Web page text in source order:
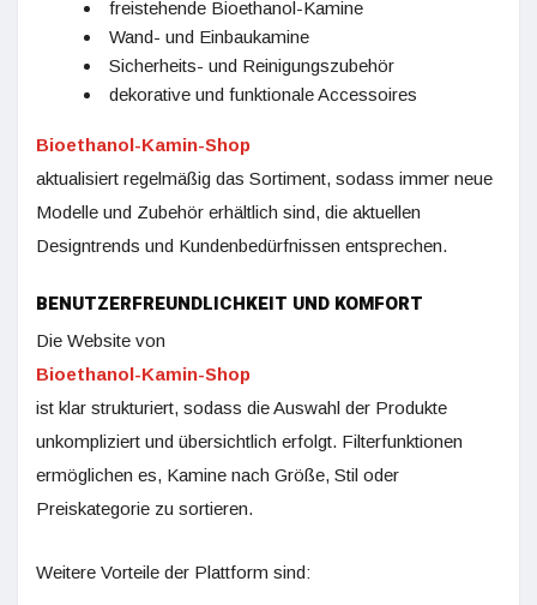
freistehende Bioethanol-Kamine
Wand- und Einbaukamine
Sicherheits- und Reinigungszubehör
dekorative und funktionale Accessoires
Bioethanol-Kamin-Shop
aktualisiert regelmäßig das Sortiment, sodass immer neue
Modelle und Zubehör erhältlich sind, die aktuellen
Designtrends und Kundenbedürfnissen entsprechen.
BENUTZERFREUNDLICHKEIT UND KOMFORT
Die Website von
Bioethanol-Kamin-Shop
ist klar strukturiert, sodass die Auswahl der Produkte
unkompliziert und übersichtlich erfolgt. Filterfunktionen
ermöglichen es, Kamine nach Größe, Stil oder
Preiskategorie zu sortieren.
Weitere Vorteile der Plattform sind: